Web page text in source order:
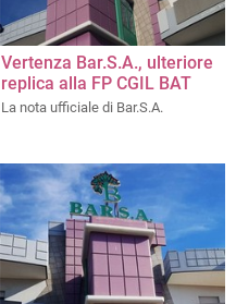
Vertenza Bar.S.A., ulteriore
replica alla FP CGIL BAT
La nota ufficiale di Bar.S.A.